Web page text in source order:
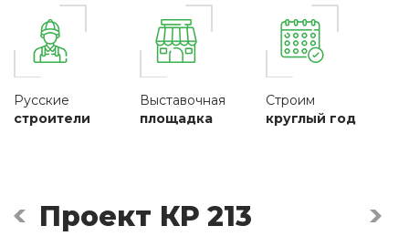
Русские
строители
Выставочная
площадка
Строим
круглый год
Проект КР 213